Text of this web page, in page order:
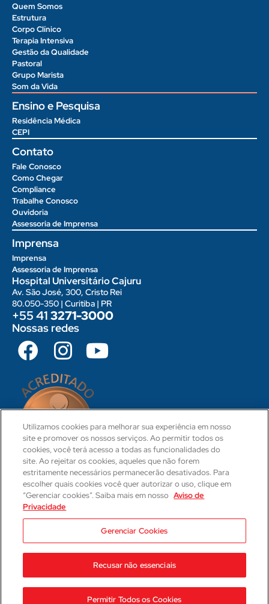
Quem Somos
Estrutura
Corpo Clínico
Terapia Intensiva
Gestão da Qualidade
Pastoral
Grupo Marista
Som da Vida
Ensino e Pesquisa
Residência Médica
CEPI
Contato
Fale Conosco
Como Chegar
Compliance
Trabalhe Conosco
Ouvidoria
Assessoria de Imprensa
Imprensa
Imprensa
Assessoria de Imprensa
Hospital Universitário Cajuru
Av. São José, 300, Cristo Rei
80.050-350 | Curitiba | PR
+55 413271-3000
Nossas redes
CRM 31-PR
Responsável Técnica Médica
CRM: 29623-PR | RQE: 21593
2023 © Hospital Cajuru Aviso de Privacidade
Utilizamos cookies para melhorar sua experiência em nosso
site e promover os nossos serviços. Ao permitir todos os
cookies, você terá acesso a todas as funcionalidades do
site. Ao rejeitar os cookies, aqueles que não forem
estritamente necessários permanecerão desativados. Para
escolher quais cookies você quer autorizar o uso, clique em
“Gerenciar cookies”. Saiba mais em nosso Aviso de
Privacidade
Gerenciar Cookies
Recusar não essenciais
Permitir Todos os Cookies